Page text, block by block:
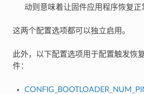
动则意味着让固件应用程序恢复正
这两个配置选项都可以独立启用。
此外，以下配置选项用于配置触发恢
件：